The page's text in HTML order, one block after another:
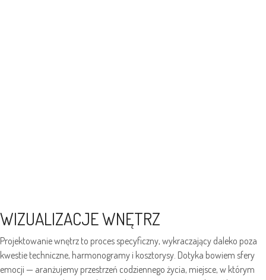
WIZUALIZACJE WNĘTRZ
Projektowanie wnętrz to proces specyficzny, wykraczający daleko poza
kwestie techniczne, harmonogramy i kosztorysy. Dotyka bowiem sfery
emocji — aranżujemy przestrzeń codziennego życia, miejsce, w którym